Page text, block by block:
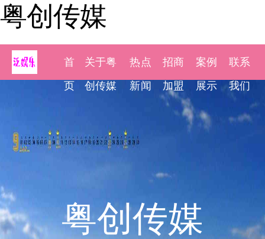
粤创传媒
首
页
关于粤
创传媒
热点
新闻
招商
加盟
案例
展示
联系
我们
粤创传媒